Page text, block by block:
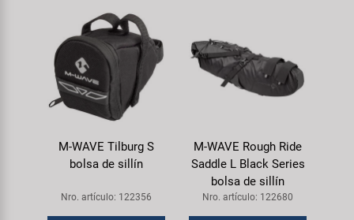
M-WAVE Tilburg S
bolsa de sillín
Nro. artículo: 122356
M-WAVE Rough Ride
Saddle L Black Series
bolsa de sillín
Nro. artículo: 122680